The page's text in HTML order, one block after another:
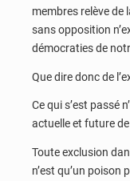
membres relève de
sans opposition
démocraties de
Que dire donc de
Ce qui s’est passé
actuelle et future
Toute exclusion
n’est qu’un poison